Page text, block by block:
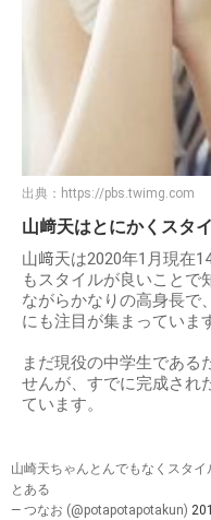
出典： https://pbs.twimg.com
山﨑天はとにかくスタ
山﨑天は2020年1月現在
もスタイルが良いことで
ながらかなりの高身長で
にも注目が集まっていま
まだ現役の中学生である
せんが、すでに完成され
ています。
山崎天ちゃんとんでもなくスタ
とある
— つなお (@potapotapotakun)